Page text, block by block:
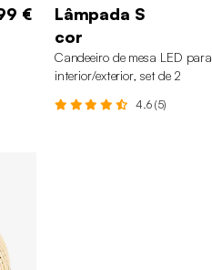
€
Lâmpada S
cor
Candeeiro de mesa LED para
interior/exterior, set de 2
4.6 (5)